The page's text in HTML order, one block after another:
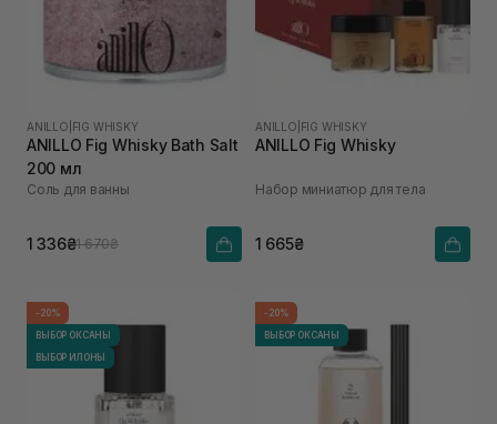
ANILLO FIG WHISKY
ANILLO Fig Whisky Bath Salt
200 мл
Соль для ванны
1 336₴1 670₴
ANILLO FIG WHISKY
ANILLO Fig Whisky
Набор миниатюр для тела
1 665₴
-20%
ВЫБОР ОКСАНЫ
ВЫБОР ИЛОНЫ
-20%
ВЫБОР ОКСАНЫ